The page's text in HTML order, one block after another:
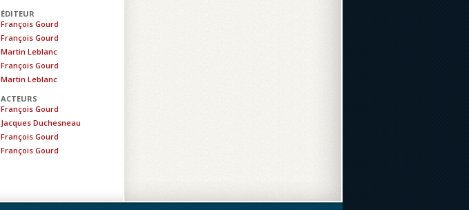
ÉDITEUR
François Gourd
François Gourd
Martin Leblanc
François Gourd
Martin Leblanc
ACTEURS
François Gourd
Jacques Duchesneau
François Gourd
François Gourd